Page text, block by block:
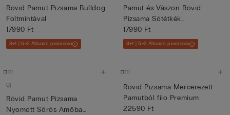
Rövid Pamut Pizsama Bulldog
Foltmintával
17990 Ft
3+1 | 5+2 Állandó promóció
Pamut és Vászon Rövid
Pizsama Sötétkék
Hajszálcsík...
17990 Ft
3+1 | 5+2 Állandó promóció
Új
Rövid Pamut Pizsama
Nyomott Sörös Amőba
Rövid Pizsama Mercerezett
Pamutból filo Premium
22590 Ft